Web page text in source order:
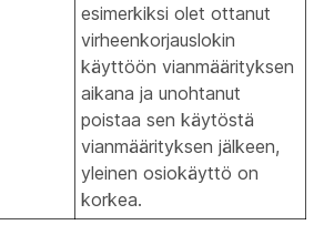
esimerkiksi olet ottanut
virheenkorjauslokin
käyttöön vianmäärityksen
aikana ja unohtanut
poistaa sen käytöstä
vianmäärityksen jälkeen,
yleinen osiokäyttö on
korkea.